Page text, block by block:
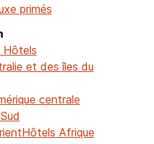
primés
Hôtels
et des îles du
centrale
Hôtels Afrique